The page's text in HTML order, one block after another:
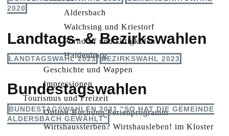
Aldersbach
Walchsing und Kriestorf
Pörndorf und Uttigkofen
Haidenburg
Geschichte und Wappen
Impressionen
Tourismus und Freizeit
Online-Buchung Ferienprogramm
Wirtshaussterben? Wirtshausleben! im Kloster
2020
Landtags- & Bezirkswahlen
LANDTAGSWAHL 2023 BEZIRKSWAHL 2023
Bundestagswahlen
BUNDESTAGSWAHLEN 2021 "SO HAT DIE GEMEINDE
ALDERSBACH GEWÄHLT"